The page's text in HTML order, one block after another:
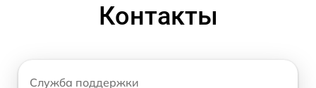
Контакты
Служба поддержки